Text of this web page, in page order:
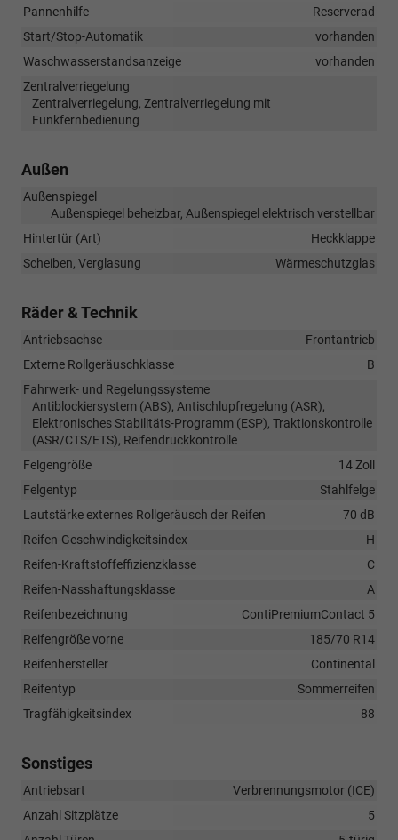
Pannenhilfe
Reserverad
Start/Stop-Automatik
vorhanden
Waschwasserstandsanzeige
vorhanden
Zentralverriegelung
Zentralverriegelung, Zentralverriegelung mit
Funkfernbedienung
Außen
Außenspiegel
Außenspiegel beheizbar, Außenspiegel elektrisch verstellbar
Hintertür (Art)
Heckklappe
Scheiben, Verglasung
Wärmeschutzglas
Räder & Technik
Antriebsachse
Frontantrieb
Externe Rollgeräuschklasse
B
Fahrwerk- und Regelungssysteme
Antiblockiersystem (ABS), Antischlupfregelung (ASR),
Elektronisches Stabilitäts-Programm (ESP), Traktionskontrolle
(ASR/CTS/ETS), Reifendruckkontrolle
Felgengröße
14 Zoll
Felgentyp
Stahlfelge
Lautstärke externes Rollgeräusch der Reifen
70 dB
Reifen-Geschwindigkeitsindex
H
Reifen-Kraftstoffeffizienzklasse
C
Reifen-Nasshaftungsklasse
A
Reifenbezeichnung
ContiPremiumContact 5
Reifengröße vorne
185/70 R14
Reifenhersteller
Continental
Reifentyp
Sommerreifen
Tragfähigkeitsindex
88
Sonstiges
Antriebsart
Verbrennungsmotor (ICE)
Anzahl Sitzplätze
5